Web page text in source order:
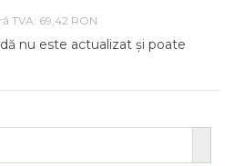
TVA: 69,42 RON
nu este actualizat și poate